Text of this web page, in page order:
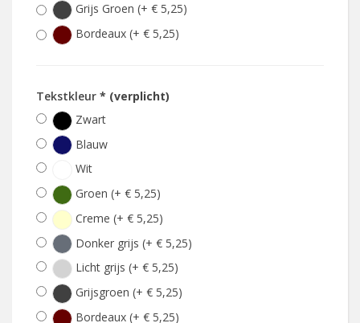
Grijs Groen (+ € 5,25)
Bordeaux (+ € 5,25)
Tekstkleur * (verplicht)
Zwart
Blauw
Wit
Groen (+ € 5,25)
Creme (+ € 5,25)
Donker grijs (+ € 5,25)
Licht grijs (+ € 5,25)
Grijsgroen (+ € 5,25)
Bordeaux (+ € 5,25)